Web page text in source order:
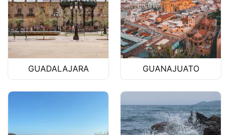
GUADALAJARA GUANAJUATO